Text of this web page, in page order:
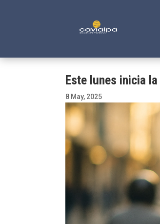
Este lunes inicia
8 May, 2025